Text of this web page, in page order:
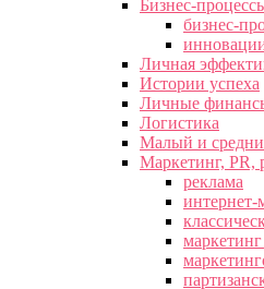
Бизнес-
бизнес-
Личная
Истории успеха
Личные
Логистика
Малый и
Маркетинг, PR,
реклама
интернет-